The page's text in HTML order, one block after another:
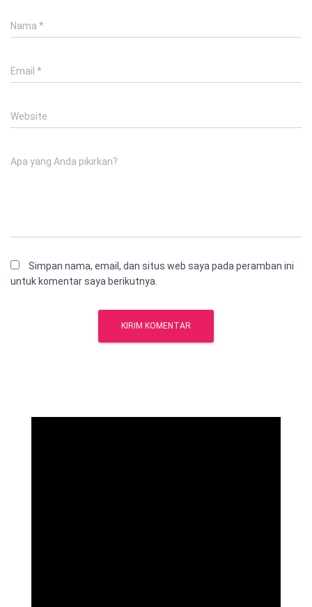
Nama *
Email *
Website
Apa yang Anda pikirkan?
Simpan nama, email, dan situs web saya pada peramban ini
untuk komentar saya berikutnya.